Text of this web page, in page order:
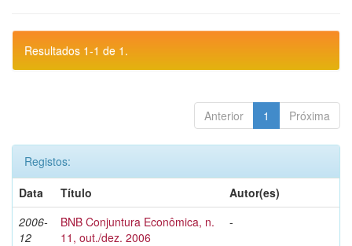
Resultados 1-1 de 1.
Anterior 1 Próxima
Registos:
Data
Título
Autor(es)
2006-
12
BNB Conjuntura Econômica, n.
11, out./dez. 2006
-